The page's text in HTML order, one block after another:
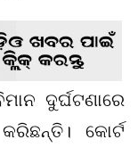
ଦୁର୍ଘଟଣାରେ
କୋର୍ଟ